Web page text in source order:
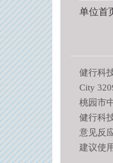
单位首
健行科
City
桃园市
健行科
意见反
建议使